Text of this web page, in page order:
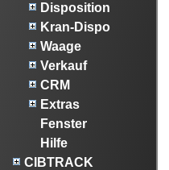
Disposition
Kran-Dispo
Waage
Verkauf
CRM
Extras
Fenster
Hilfe
CIBTRACK